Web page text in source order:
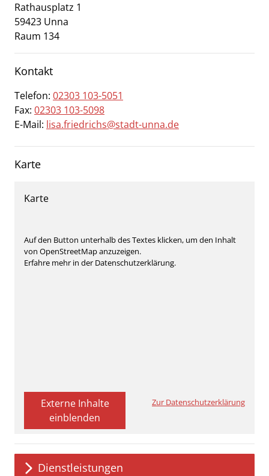
Anmelden
Rathausplatz 1
59423 Unna
Raum 134
Kontakt
Telefon: 02303 103-5051
Fax: 02303 103-5098
E-Mail: lisa.friedrichs@stadt-unna.de
Karte
Karte
Auf den Button unterhalb des Textes klicken, um den Inhalt
von OpenStreetMap anzuzeigen.
Erfahre mehr in der Datenschutzerklärung.
Externe Inhalte
einblenden
Zur Datenschutzerklärung
Dienstleistungen